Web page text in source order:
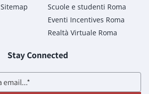
Sitemap
Scuole e studenti Roma
Eventi Incentives Roma
Realtà Virtuale Roma
Stay Connected